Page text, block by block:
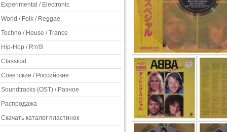
Experimental / Electronic
World / Folk / Reggae
Techno / House / Trance
Hip-Hop / R'n'B
Classical
Советские / Российские
Soundtracks (OST) / Разное
Распродажа
Скачать каталог пластинок